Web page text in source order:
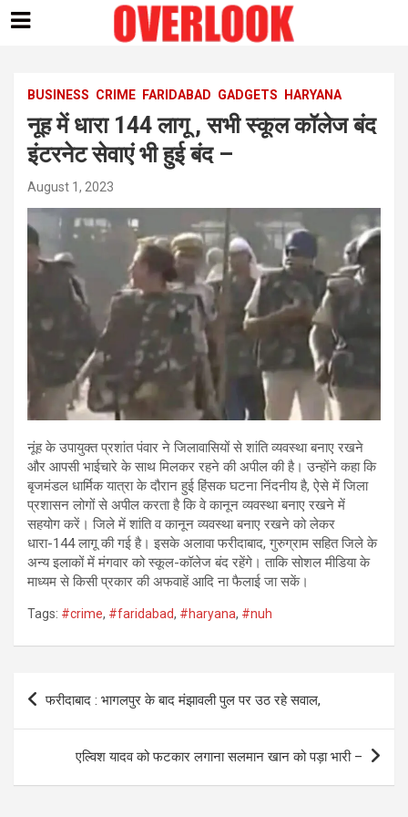
contentBUSINESS CRIME FARIDABAD GADGETS HARYANA
नूह में धारा 144 लागू , सभी स्कूल कॉलेज बंद
इंटरनेट सेवाएं भी हुई बंद –
August 1, 2023
नूंह के उपायुक्त प्रशांत पंवार ने जिलावासियों से शांति व्यवस्था बनाए रखने
और आपसी भाईचारे के साथ मिलकर रहने की अपील की है। उन्होंने कहा कि
बृजमंडल धार्मिक यात्रा के दौरान हुई हिंसक घटना निंदनीय है, ऐसे में जिला
प्रशासन लोगों से अपील करता है कि वे कानून व्यवस्था बनाए रखने में
सहयोग करें। जिले में शांति व कानून व्यवस्था बनाए रखने को लेकर
धारा-144 लागू की गई है। इसके अलावा फरीदाबाद, गुरुग्राम सहित जिले के
अन्य इलाकों में मंगवार को स्कूल-कॉलेज बंद रहेंगे। ताकि सोशल मीडिया के
माध्यम से किसी प्रकार की अफवाहें आदि ना फैलाई जा सकें।
Tags: #crime, #faridabad, #haryana, #nuh
Post
फरीदाबाद : भागलपुर के बाद मंझावली पुल पर उठ रहे सवाल,
एल्विश यादव को फटकार लगाना सलमान खान को पड़ा भारी –